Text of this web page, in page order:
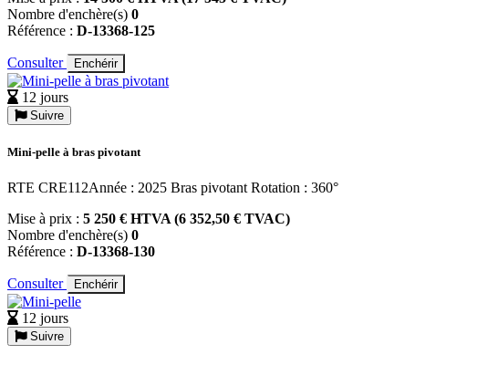
Nombre d'enchère(s) 0
Référence : D-13368-125
Consulter Enchérir
12 jours
Suivre
Mini-pelle à bras pivotant
RTE CRE112Année : 2025 Bras pivotant Rotation : 360°
Mise à prix : 5 250 € HTVA (6 352,50 € TVAC)
Nombre d'enchère(s) 0
Référence : D-13368-130
Consulter Enchérir
12 jours
Suivre